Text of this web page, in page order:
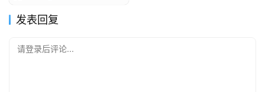
发表回复
请登录后评论...